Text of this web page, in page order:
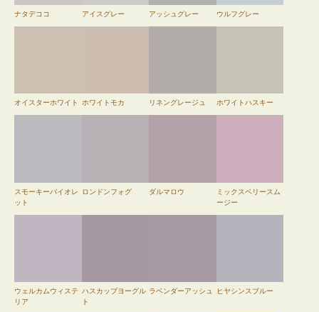
ナタデココ アイスグレー アッシュグレー ウルフグレー
オイスターホワイト ホワイトモカ リネングレージュ ホワイトハスキー
スモーキーバイオレ
ット
ロンドンフォグ ダルマロウ
ミックスベリースム
ージー
ウェルカムウィステ
リア
ハスカップヨーグル
ト
ラベンダーアッシュ ヒヤシンスブルー